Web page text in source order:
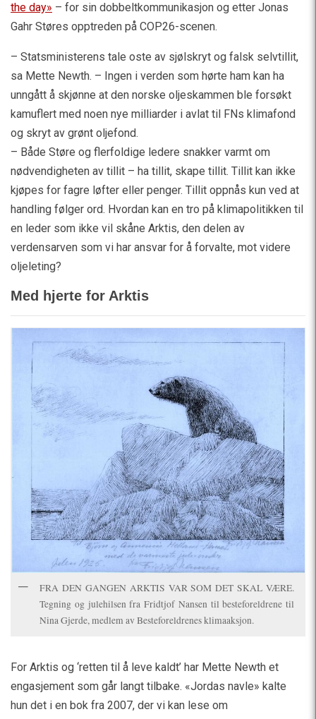
the day» – for sin dobbeltkommunikasjon og etter Jonas
Gahr Støres opptreden på COP26-scenen.
– Statsministerens tale oste av sjølskryt og falsk selvtillit,
sa Mette Newth. – Ingen i verden som hørte ham kan ha
unngått å skjønne at den norske oljeskammen ble forsøkt
kamuflert med noen nye milliarder i avlat til FNs klimafond
og skryt av grønt oljefond.
– Både Støre og flerfoldige ledere snakker varmt om
nødvendigheten av tillit – ha tillit, skape tillit. Tillit kan ikke
kjøpes for fagre løfter eller penger. Tillit oppnås kun ved at
handling følger ord. Hvordan kan en tro på klimapolitikken til
en leder som ikke vil skåne Arktis, den delen av
verdensarven som vi har ansvar for å forvalte, mot videre
oljeleting?
Med hjerte for Arktis
FRA DEN GANGEN ARKTIS VAR SOM DET SKAL VÆRE.
Tegning og julehilsen fra Fridtjof Nansen til besteforeldrene til
Nina Gjerde, medlem av Besteforeldrenes klimaaksjon.
For Arktis og ‘retten til å leve kaldt’ har Mette Newth et
engasjement som går langt tilbake. «Jordas navle» kalte
hun det i en bok fra 2007, der vi kan lese om